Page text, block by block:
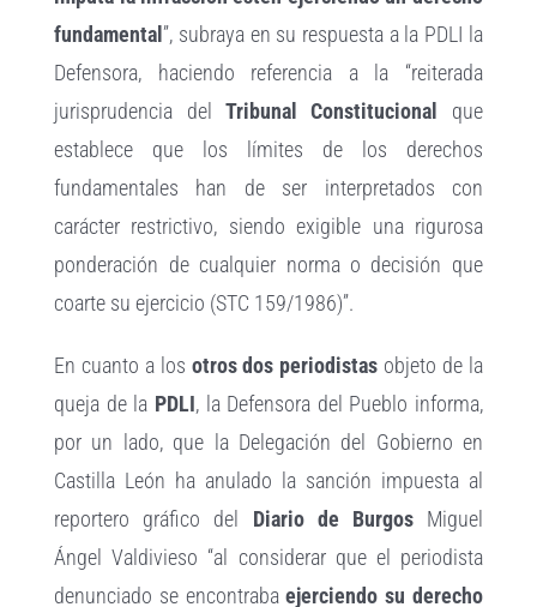
fundamental”, subraya en su respuesta a la PDLI la
Defensora, haciendo referencia a la “reiterada
jurisprudencia del Tribunal Constitucional
que
establece que los límites de los derechos
fundamentales han de ser interpretados con
carácter restrictivo, siendo exigible una rigurosa
ponderación de cualquier norma o decisión que
coarte su ejercicio (STC 159/1986)”.
En cuanto a los otros dos periodistas objeto de la
queja de la PDLI, la Defensora del Pueblo informa,
por un lado, que la Delegación del Gobierno en
Castilla León ha anulado la sanción impuesta al
reportero gráfico del Diario de BurgosMiguel
Ángel Valdivieso “al considerar que el periodista
denunciado se encontrabaejerciendo su derecho